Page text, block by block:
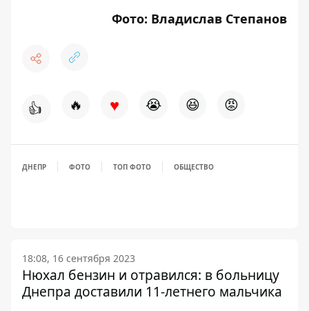
Фото: Владислав Степанов
👍 🔥 ♥ 😭 😆 😡
ДНЕПР ФОТО ТОП ФОТО ОБЩЕСТВО
18:08, 16 сентября 2023
Нюхал бензин и отравился: в больницу
Днепра доставили 11-летнего мальчика